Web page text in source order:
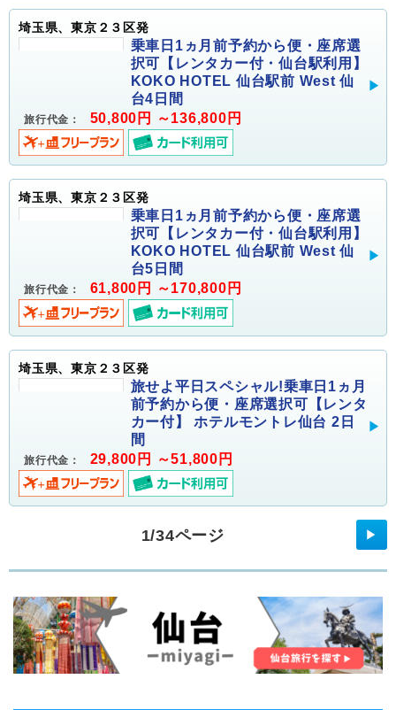
埼玉県、東京２３区発
乗車日1ヵ月前予約から便・座席選
択可【レンタカー付・仙台駅利用】
KOKO HOTEL 仙台駅前 West 仙
台4日間
旅行代金： 50,800円 ～136,800円
埼玉県、東京２３区発
乗車日1ヵ月前予約から便・座席選
択可【レンタカー付・仙台駅利用】
KOKO HOTEL 仙台駅前 West 仙
台5日間
旅行代金： 61,800円 ～170,800円
埼玉県、東京２３区発
旅せよ平日スペシャル!乗車日1ヵ月
前予約から便・座席選択可【レンタ
カー付】 ホテルモントレ仙台 2日
間
旅行代金： 29,800円 ～51,800円
1/34ページ ▶